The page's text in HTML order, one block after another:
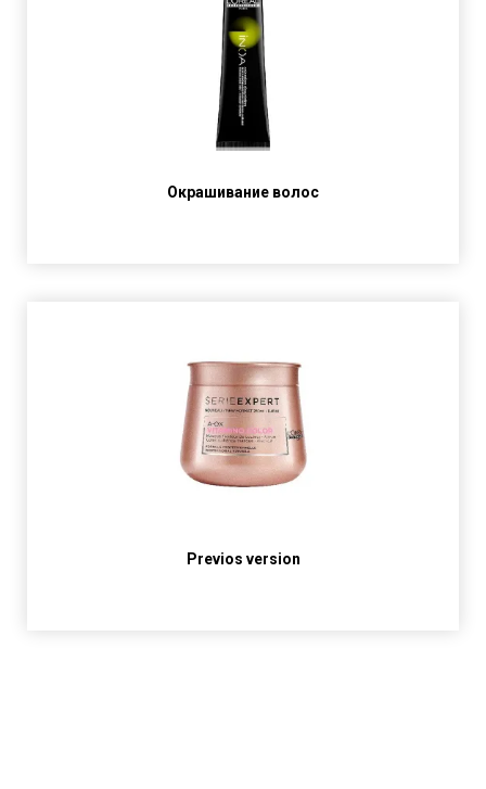
Окрашивание волос
Previos version